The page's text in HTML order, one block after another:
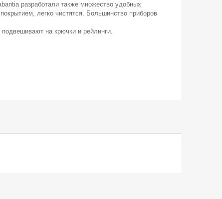
разработали также множество удобных
легко чистятся. Большинство приборов
на крючки и рейлинги.